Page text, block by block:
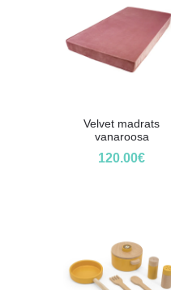
Velvet madrats
vanaroosa
120.00€